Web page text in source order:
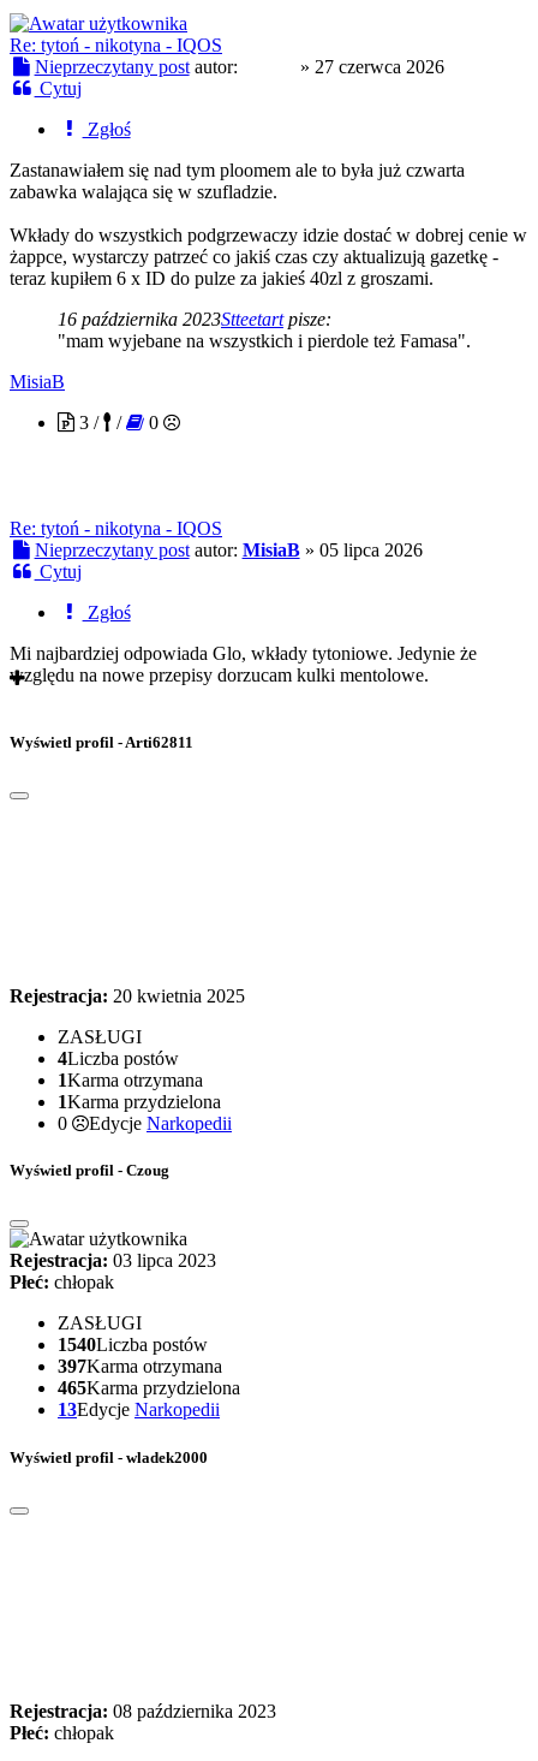
Re: tytoń - nikotyna - IQOS
Nieprzeczytany post autor: » 27 czerwca 2026
Cytuj
Zgłoś
Zastanawiałem się nad tym ploomem ale to była już czwarta
zabawka walająca się w szufladzie.
Wkłady do wszystkich podgrzewaczy idzie dostać w dobrej cenie w
żappce, wystarczy patrzeć co jakiś czas czy aktualizują gazetkę -
teraz kupiłem 6 x ID do pulze za jakieś 40zl z groszami.
16 października 2023Stteetartpisze:
"mam wyjebane na wszystkich i pierdole też Famasa".
MisiaB
3 /
/ 0
Re: tytoń - nikotyna - IQOS
Nieprzeczytany post autor: MisiaB» 05 lipca 2026
Cytuj
Zgłoś
Mi najbardziej odpowiada Glo, wkłady tytoniowe. Jedynie że
względu na nowe przepisy dorzucam kulki mentolowe.
Wyświetl profil - Arti62811
Rejestracja: 20 kwietnia 2025
ZASŁUGI
4Liczba postów
1Karma otrzymana
1Karma przydzielona
0
Edycje Narkopedii
Wyświetl profil - Czoug
Rejestracja: 03 lipca 2023
Płeć: chłopak
ZASŁUGI
1540Liczba postów
397Karma otrzymana
465Karma przydzielona
13Edycje Narkopedii
Wyświetl profil - wladek2000
Rejestracja: 08 października 2023
Płeć: chłopak